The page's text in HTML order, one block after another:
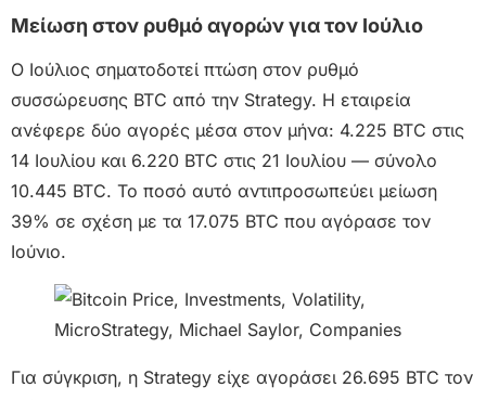
Μείωση στον ρυθμό αγορών για τον Ιούλιο
Ο Ιούλιος σηματοδοτεί πτώση στον ρυθμό
συσσώρευσης BTC από την Strategy. Η εταιρεία
ανέφερε δύο αγορές μέσα στον μήνα: 4.225 BTC στις
14 Ιουλίου και 6.220 BTC στις 21 Ιουλίου — σύνολο
10.445 BTC. Το ποσό αυτό αντιπροσωπεύει μείωση
39% σε σχέση με τα 17.075 BTC που αγόρασε τον
Ιούνιο.
Για σύγκριση, η Strategy είχε αγοράσει 26.695 BTC τον